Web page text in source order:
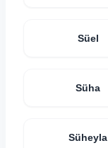
Süel
Süha
Süheyla